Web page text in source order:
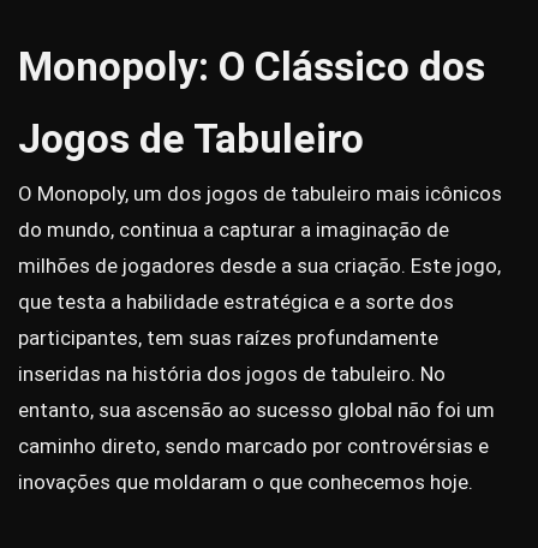
Monopoly: O Clássico dos
Jogos de Tabuleiro
O Monopoly, um dos jogos de tabuleiro mais icônicos
do mundo, continua a capturar a imaginação de
milhões de jogadores desde a sua criação. Este jogo,
que testa a habilidade estratégica e a sorte dos
participantes, tem suas raízes profundamente
inseridas na história dos jogos de tabuleiro. No
entanto, sua ascensão ao sucesso global não foi um
caminho direto, sendo marcado por controvérsias e
inovações que moldaram o que conhecemos hoje.